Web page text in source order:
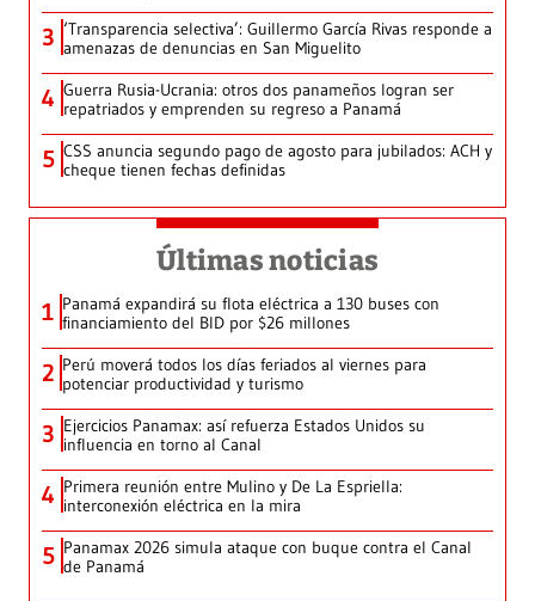
3 ‘Transparencia selectiva’: Guillermo García Rivas responde a
amenazas de denuncias en San Miguelito
4 Guerra Rusia-Ucrania: otros dos panameños logran ser
repatriados y emprenden su regreso a Panamá
5 CSS anuncia segundo pago de agosto para jubilados: ACH y
cheque tienen fechas definidas
Últimas noticias
1 Panamá expandirá su flota eléctrica a 130 buses con
financiamiento del BID por $26 millones
2 Perú moverá todos los días feriados al viernes para
potenciar productividad y turismo
3 Ejercicios Panamax: así refuerza Estados Unidos su
influencia en torno al Canal
4 Primera reunión entre Mulino y De La Espriella:
interconexión eléctrica en la mira
5 Panamax 2026 simula ataque con buque contra el Canal
de Panamá